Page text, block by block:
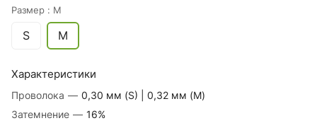
Размер : M
S M
Характеристики
Проволока — 0,30 мм (S) | 0,32 мм (M)
Затемнение — 16%